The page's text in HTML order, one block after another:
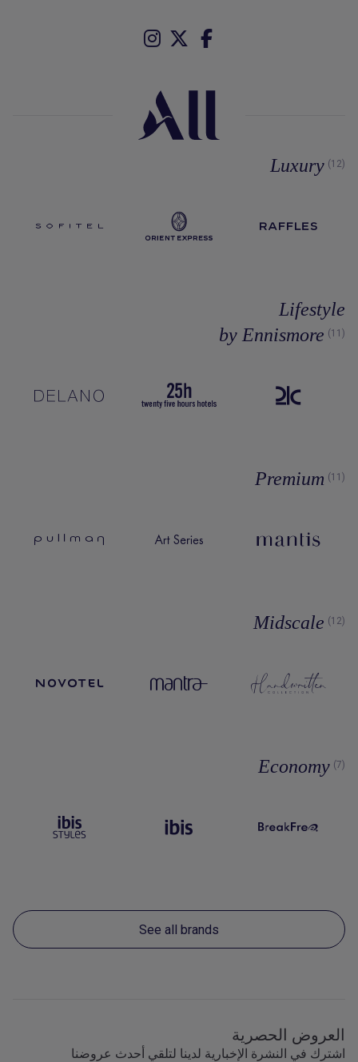
Luxury (12)
Lifestyle
by Ennismore (11)
Premium (11)
Midscale (12)
Economy (7)
See all brands
العروض الحصرية
اشترك في النشرة الإخبارية لدينا لتلقي أحدث عروضنا